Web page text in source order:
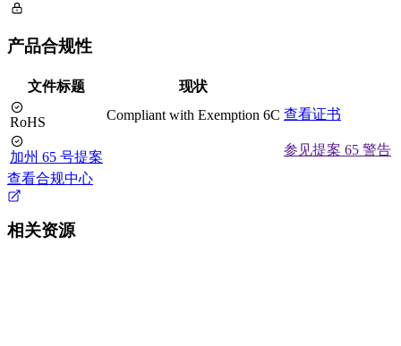
产品合规性
文件标题 现状
RoHS Compliant with Exemption 6C 查看证书
加州 65 号提案
参见提案 65 警告
查看合规中心
相关资源